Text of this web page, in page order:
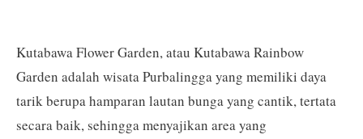
Kutabawa Flower Garden, atau Kutabawa Rainbow
Garden adalah wisata Purbalingga yang memiliki daya
tarik berupa hamparan lautan bunga yang cantik, tertata
secara baik, sehingga menyajikan area yang